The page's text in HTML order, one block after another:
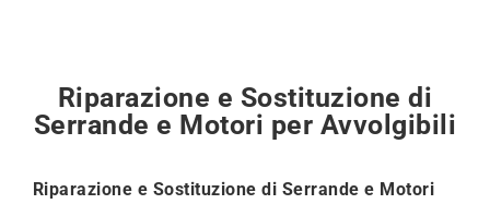
Riparazione e Sostituzione di
Serrande e Motori per Avvolgibili
Riparazione e Sostituzione di Serrande e Motori